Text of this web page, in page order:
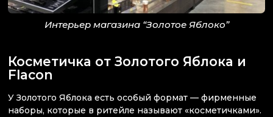
Интерьер магазина “Золотое Яблоко”
Косметичка от Золотого Яблока и
Flacon
У Золотого Яблока есть особый формат — фирменные
наборы, которые в ритейле называют «косметичками».